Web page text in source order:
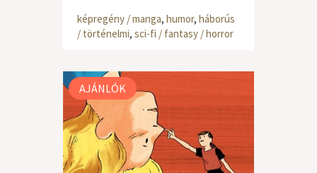
képregény / manga, humor, háborús
/ történelmi, sci-fi / fantasy / horror
AJÁNLÓK